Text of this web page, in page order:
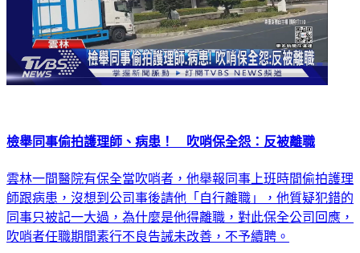
檢舉同事偷拍護理師、病患！ 吹哨保全怨：反被離職
雲林一間醫院有保全當吹哨者，他舉報同事上班時間偷拍護理
師跟病患，沒想到公司事後請他「自行離職」，他質疑犯錯的
同事只被記一大過，為什麼是他得離職，對此保全公司回應，
吹哨者任職期間素行不良告誡未改善，不予續聘。